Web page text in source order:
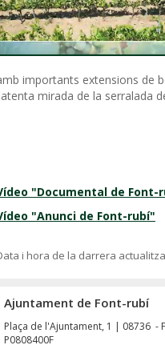
importants extensions de
mirada de la serralada
"Documental de Font-
"Anunci de Font-rubí"
i hora de la darrera
Ajuntament de Font-rubí
Plaça de l'Ajuntament, 1 | 08736 -
P0808400F